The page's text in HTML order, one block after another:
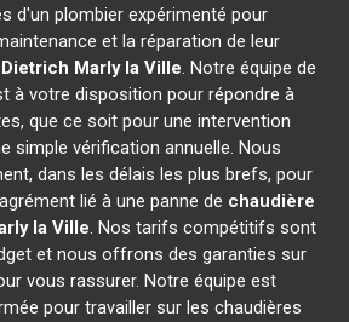
d'un plombier expérimenté pour
et la réparation de leur
Marly la Ville. Notre équipe de
à votre disposition pour répondre à
que ce soit pour une intervention
simple vérification annuelle. Nous
dans les délais les plus brefs, pour
lié à une panne de chaudière
la Ville. Nos tarifs compétitifs sont
et nous offrons des garanties sur
vous rassurer. Notre équipe est
pour travailler sur les chaudières